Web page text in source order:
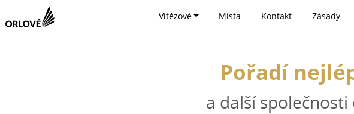
Vítězové Místa Kontakt Zásady
Pořadí
a další